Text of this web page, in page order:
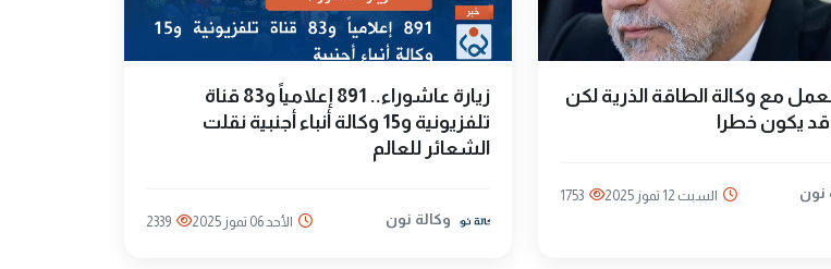
مع وكالة الطاقة الذرية لكن
يكون خطرا
نون السبت 12 تموز 2025 1753
زيارة عاشوراء.. 891 إعلامياً و83 قناة
تلفزيونية و15 وكالة أنباء أجنبية نقلت
الشعائر للعالم
وكالة نون الأحد 06 تموز 2025 2339